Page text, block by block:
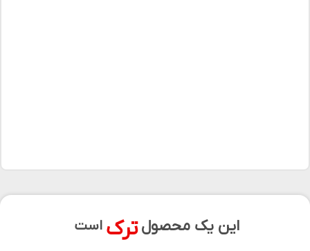
این یک محصول ترک است